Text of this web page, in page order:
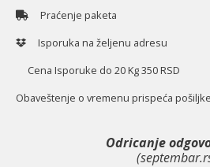
Praćenje paketa
Isporuka na željenu adresu
Cena Isporuke do 20 Kg 350 RSD
Obaveštenje o vremenu prispeća
Odricanje